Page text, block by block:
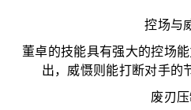
控场与
董卓的技能具有强大的控场
出，威慑则能打断对手的
废刃